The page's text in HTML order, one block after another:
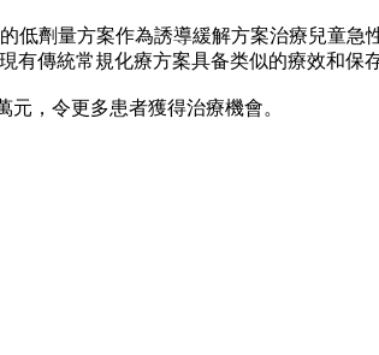
劑量方案作為誘導緩解方案治療兒童急
傳統常規化療方案具备类似的療效和保
，令更多患者獲得治療機會。